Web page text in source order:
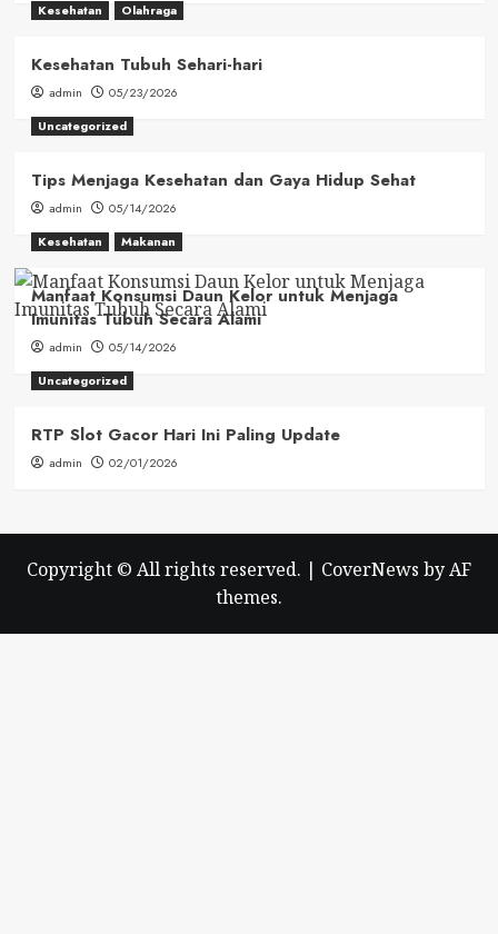
Kesehatan
Olahraga
Kesehatan Tubuh Sehari-hari
admin
05/23/2026
Uncategorized
Tips Menjaga Kesehatan dan Gaya Hidup Sehat
admin
05/14/2026
Kesehatan
Makanan
Manfaat Konsumsi Daun Kelor untuk Menjaga
Imunitas Tubuh Secara Alami
admin
05/14/2026
Uncategorized
RTP Slot Gacor Hari Ini Paling Update
admin 02/01/2026
Copyright © All rights reserved. | CoverNews by AF
themes.